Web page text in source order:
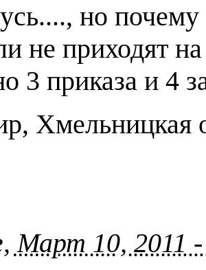
но почему
не приходят
3 приказа и 4
Хмельницкая
Март 10, 2011